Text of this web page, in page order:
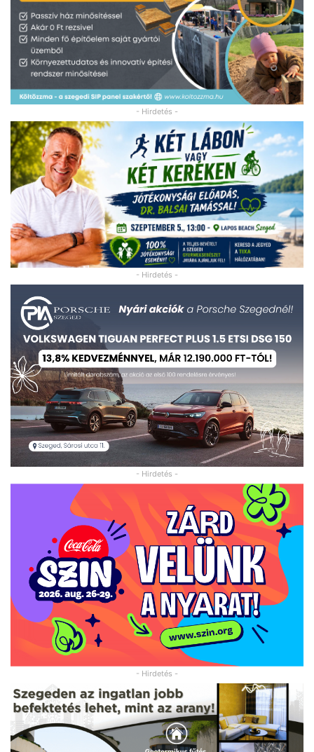
- Hirdetés -
- Hirdetés -
- Hirdetés -
- Hirdetés -